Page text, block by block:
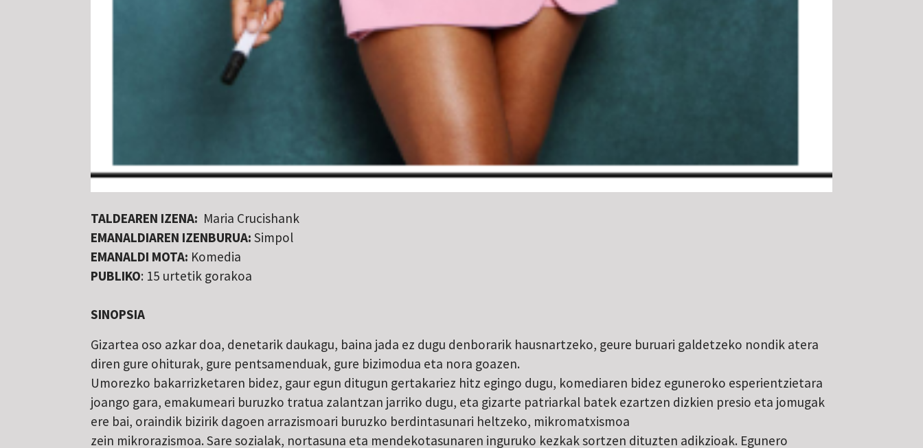
TALDEAREN IZENA: Maria Crucishank
EMANALDIAREN IZENBURUA: Simpol
EMANALDI MOTA: Komedia
PUBLIKO: 15 urtetik gorakoa
SINOPSIA
Gizartea oso azkar doa, denetarik daukagu, baina jada ez dugu denborarik hausnartzeko, geure buruari galdetzeko nondik atera
diren gure ohiturak, gure pentsamenduak, gure bizimodua eta nora goazen.
Umorezko bakarrizketaren bidez, gaur egun ditugun gertakariez hitz egingo dugu, komediaren bidez eguneroko esperientzietara
joango gara, emakumeari buruzko tratua zalantzan jarriko dugu, eta gizarte patriarkal batek ezartzen dizkien presio eta jomugak
ere bai, oraindik bizirik dagoen arrazismoari buruzko berdintasunari heltzeko, mikromatxismoa
zein mikrorazismoa. Sare sozialak, nortasuna eta mendekotasunaren inguruko kezkak sortzen dituzten adikzioak. Egunero